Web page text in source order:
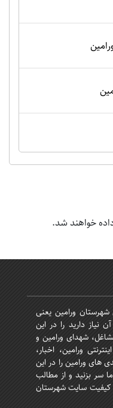
خواهند شد.
شهرستان ورامین یعنی
نیاز دارید را در این
شهدای ورامین و
ورامین، اخبار،
های ورامین را در این
سر بزنید و از مطالب
کیفیت سایت شهرستان